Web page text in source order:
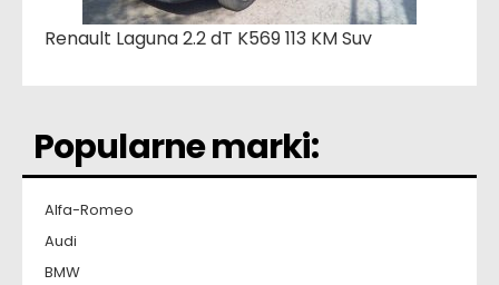
Renault Laguna 2.2 dT K569 113 KM Suv
Popularne marki:
Alfa-Romeo
Audi
BMW